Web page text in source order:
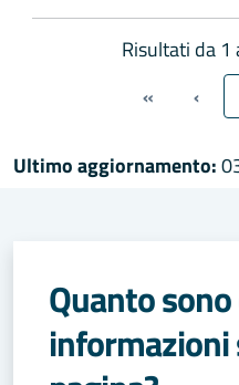
Risultati da 1
« ‹
Ultimo aggiornamento:
Quanto
informazioni